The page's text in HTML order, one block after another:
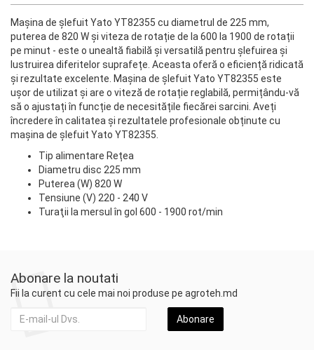
Mașina de șlefuit Yato YT82355 cu diametrul de 225 mm,
puterea de 820 W și viteza de rotație de la 600 la 1900 de rotații
pe minut - este o unealtă fiabilă și versatilă pentru șlefuirea și
lustruirea diferitelor suprafețe. Aceasta oferă o eficiență ridicată
și rezultate excelente. Mașina de șlefuit Yato YT82355 este
ușor de utilizat și are o viteză de rotație reglabilă, permițându-vă
să o ajustați în funcție de necesitățile fiecărei sarcini. Aveți
încredere în calitatea și rezultatele profesionale obținute cu
mașina de șlefuit Yato YT82355.
Tip alimentare Rețea
Diametru disc 225 mm
Puterea (W) 820 W
Tensiune (V) 220 - 240 V
Turaţii la mersul în gol 600 - 1900 rot/min
Abonare la noutati
Fii la curent cu cele mai noi produse pe agroteh.md
Abonare